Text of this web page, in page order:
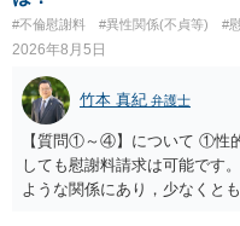
談してみてはいかがでしょう
#不倫慰謝料 #異性関係(不貞等) #
2026年8月5日
竹本 真紀 弁護士
【質問①～④】について ①性
しても慰謝料請求は可能です
ような関係にあり，少なくと